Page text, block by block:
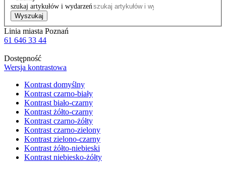
szukaj artykułów i wydarzeń
Wyszukaj
Linia miasta Poznań
61 646 33 44
Dostępność
Wersja kontrastowa
Kontrast domyślny
Kontrast czarno-biały
Kontrast biało-czarny
Kontrast żółto-czarny
Kontrast czarno-żółty
Kontrast czarno-zielony
Kontrast zielono-czarny
Kontrast żółto-niebieski
Kontrast niebiesko-żółty